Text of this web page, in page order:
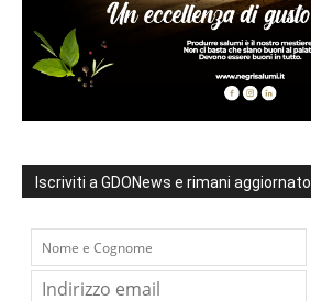
Iscriviti a GDONews e rimani aggiornato